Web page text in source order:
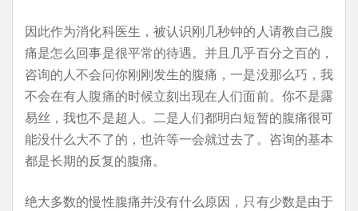
因此作为消化科医生，被认识刚几秒钟的人请教自己腹
痛是怎么回事是很平常的待遇。并且几乎百分之百的，
咨询的人不会问你刚刚发生的腹痛，一是没那么巧，我
不会在有人腹痛的时候立刻出现在人们面前。你不是露
易丝，我也不是超人。二是人们都明白短暂的腹痛很可
能没什么大不了的，也许等一会就过去了。咨询的基本
都是长期的反复的腹痛。
绝大多数的慢性腹痛并没有什么原因，只有少数是由于